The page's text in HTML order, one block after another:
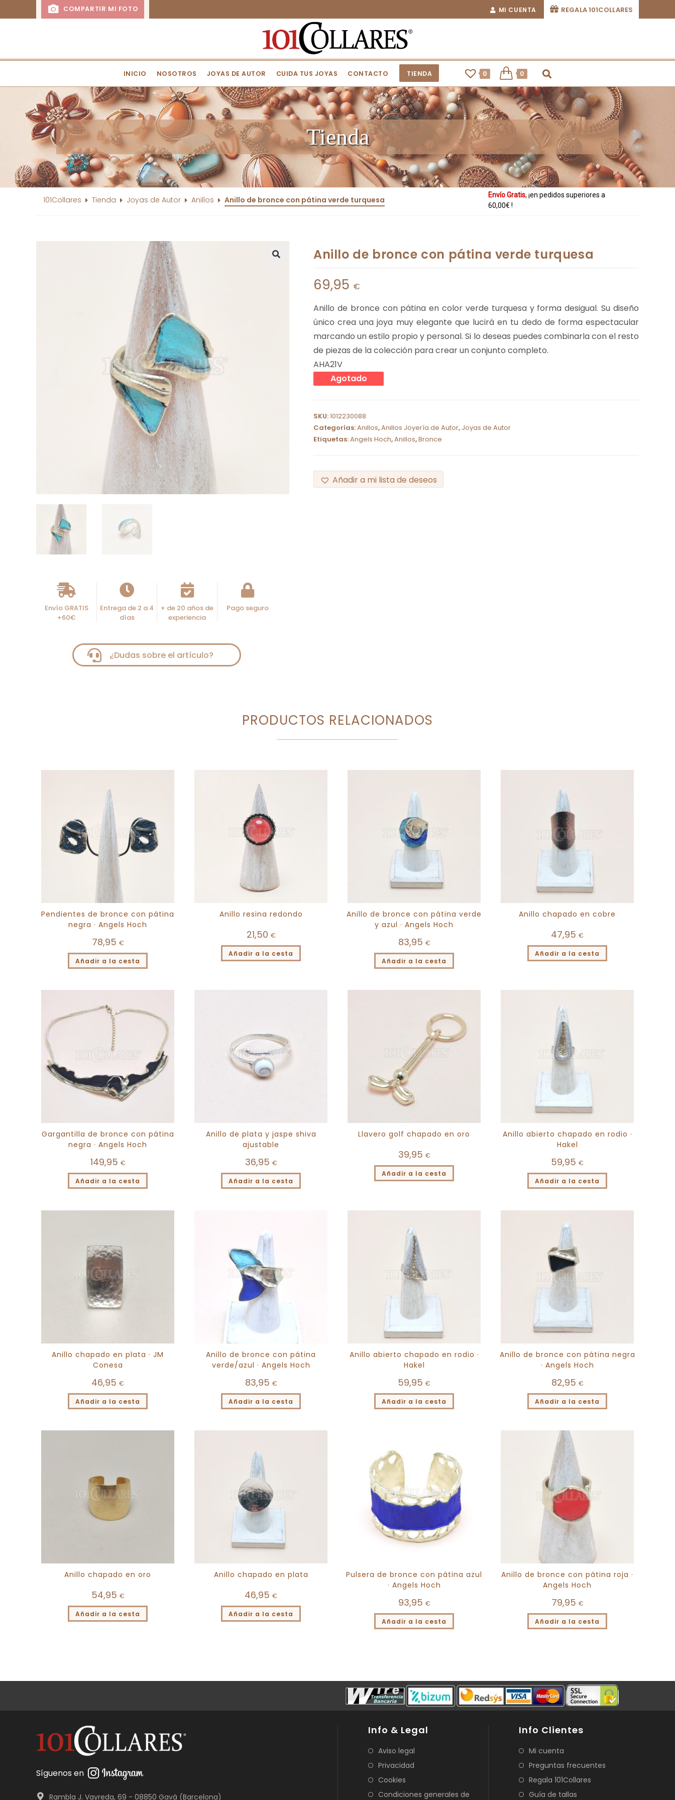
MI CUENTA REGALA 101COLLARES
COMPARTIR MI FOTO
INICIO NOSOTROS JOYAS DE AUTOR CUIDA TUS JOYAS CONTACTO TIENDA 0 0
Tienda
101Collares Tienda Joyas de Autor Anillos Anillo de bronce con pátina verde turquesa
Ahora también, ¡paga con
desde tu
smartphone!
Envío Gratis, ¡en pedidos superiores a
60,00€ !
Anillo de bronce con pátina verde turquesa
69,95 €
Anillo de bronce con pátina en color verde turquesa y forma desigual. Su diseño
único crea una joya muy elegante que lucirá en tu dedo de forma espectacular
marcando un estilo propio y personal. Si lo deseas puedes combinarla con el resto
de piezas de la colección para crear un conjunto completo.
AHA21V
Agotado
SKU:1012230088
Categorías:Anillos,Anillos Joyería de Autor, Joyas de Autor
Etiquetas:Angels Hoch,Anillos,Bronce
Añadir a mi lista de deseos
Envío GRATIS
+60€
Entrega de 2 a 4
días
+ de 20 años de
experiencia
Pago seguro
PRODUCTOS RELACIONADOS
Pendientes de bronce con pátina
negra · Angels Hoch
78,95 €
Añadir a la cesta
Anillo resina redondo
21,50 €
Añadir a la cesta
Anillo de bronce con pátina verde
y azul · Angels Hoch
83,95 €
Añadir a la cesta
Anillo chapado en cobre
47,95 €
Añadir a la cesta
Gargantilla de bronce con pátina
negra · Angels Hoch
149,95 €
Añadir a la cesta
Anillo de plata y jaspe shiva
ajustable
36,95 €
Añadir a la cesta
Llavero golf chapado en oro
39,95 €
Añadir a la cesta
Anillo abierto chapado en rodio ·
Hakel
59,95 €
Añadir a la cesta
Anillo chapado en plata · JM
Conesa
46,95 €
Añadir a la cesta
Anillo de bronce con pátina
verde/azul · Angels Hoch
83,95 €
Añadir a la cesta
Anillo abierto chapado en rodio ·
Hakel
59,95 €
Añadir a la cesta
Anillo de bronce con pátina negra
· Angels Hoch
82,95 €
Añadir a la cesta
Anillo chapado en oro
54,95 €
Añadir a la cesta
Anillo chapado en plata
46,95 €
Añadir a la cesta
Pulsera de bronce con pátina azul
· Angels Hoch
93,95 €
Añadir a la cesta
Anillo de bronce con pátina roja ·
Angels Hoch
79,95 €
Añadir a la cesta
Síguenos en
Rambla J. Vayreda, 69 - 08850 Gavá (Barcelona)
Info & Legal
Aviso legal
Privacidad
Cookies
Condiciones generales de
Info Clientes
Mi cuenta
Preguntas frecuentes
Regala 101Collares
Guía de tallas